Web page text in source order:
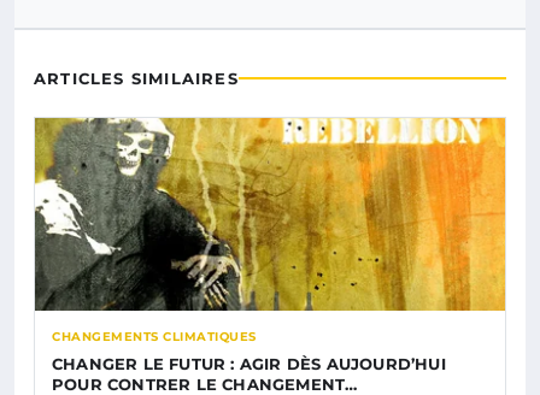
ARTICLES SIMILAIRES
CHANGEMENTS CLIMATIQUES
CHANGER LE FUTUR : AGIR DÈS AUJOURD’HUI
POUR CONTRER LE CHANGEMENT…